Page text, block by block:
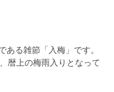
ある雑節「入梅」です。
暦上の梅雨入りとなって